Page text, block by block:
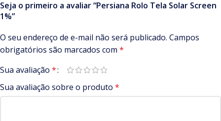
Seja o primeiro a avaliar “Persiana Rolo Tela Solar Screen
1%”
O seu endereço de e-mail não será publicado. Campos
obrigatórios são marcados com *
Sua avaliação *
Sua avaliação sobre o produto *